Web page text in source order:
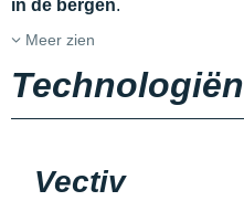
in de bergen.
Meer zien
Technologiën
Vectiv